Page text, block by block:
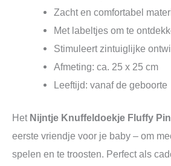
Zacht en comfortabel
Met labeltjes om te
Stimuleert zintuiglijke
Afmeting: ca. 25 x 25 cm
Leeftijd: vanaf de geboorte
Het Nijntje Knuffeldoekje Fluffy
eerste vriendje voor je baby – om
spelen en te troosten. Perfect als